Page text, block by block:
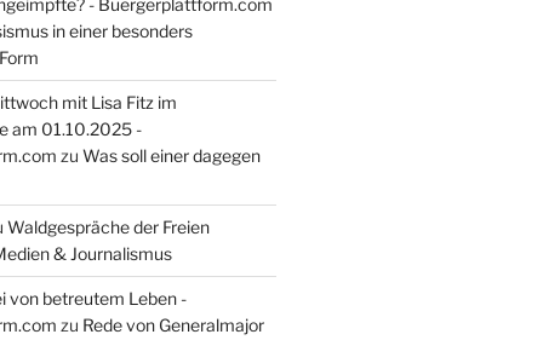
- Buergerplattform.com
in einer besonders
mit Lisa Fitz im
am 01.10.2025 -
zu Was soll einer dagegen
Waldgespräche der Freien
& Journalismus
von betreutem Leben -
zu Rede von Generalmajor